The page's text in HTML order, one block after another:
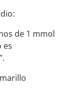
de 1 mmol
es